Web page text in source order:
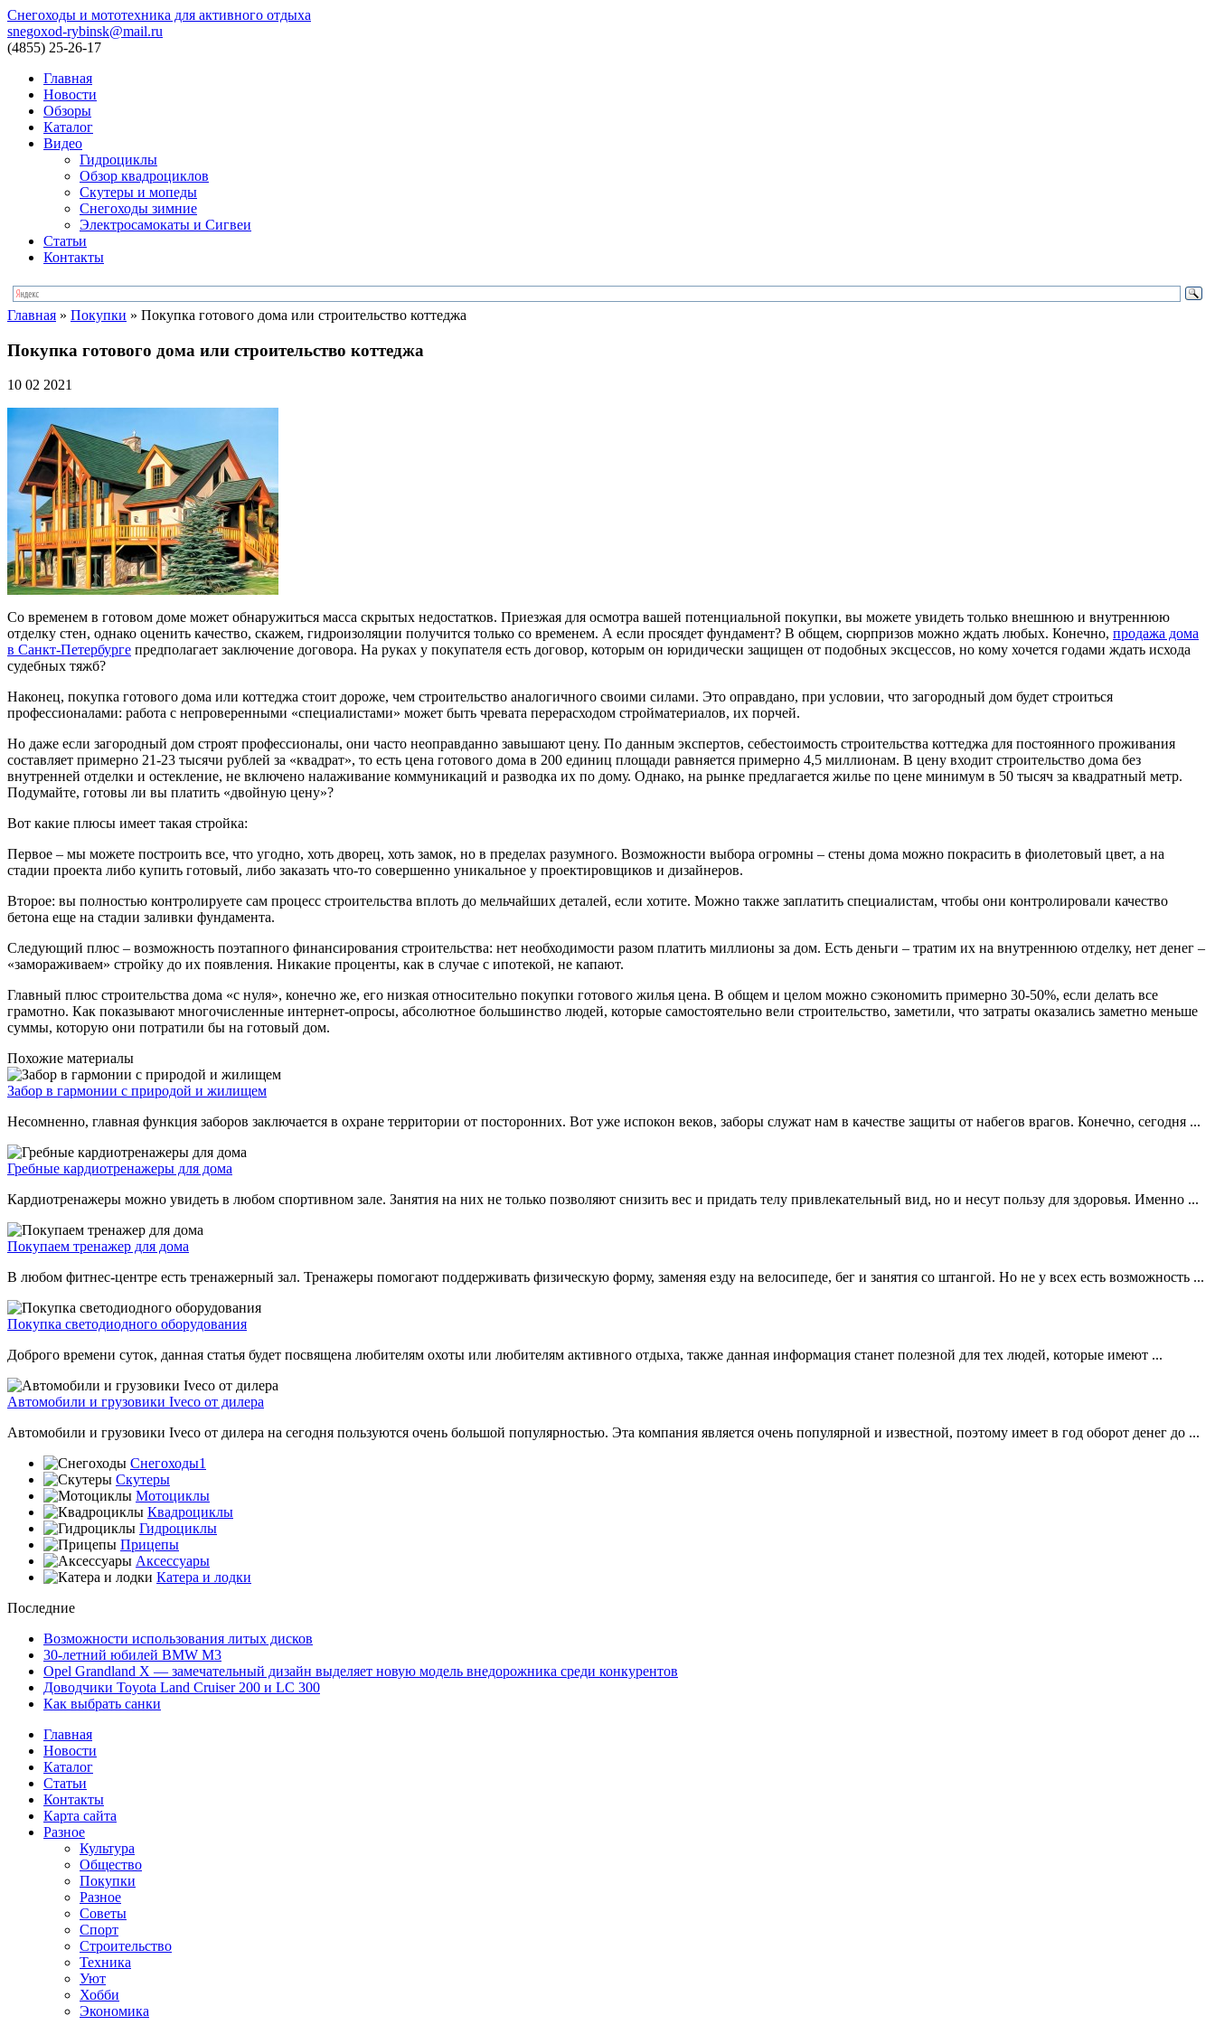
Снегоходы и мототехника для активного отдыха
snegoxod-rybinsk@mail.ru
(4855) 25-26-17
Главная
Новости
Обзоры
Каталог
Видео
Гидроциклы
Обзор квадроциклов
Скутеры и мопеды
Снегоходы зимние
Электросамокаты и Сигвеи
Статьи
Контакты
Главная » Покупки » Покупка готового дома или строительство коттеджа
Покупка готового дома или строительство коттеджа
10 02 2021
Со временем в готовом доме может обнаружиться масса скрытых недостатков. Приезжая для осмотра вашей потенциальной покупки, вы можете увидеть только внешнюю и внутреннюю
отделку стен, однако оценить качество, скажем, гидроизоляции получится только со временем. А если просядет фундамент? В общем, сюрпризов можно ждать любых. Конечно, продажа дома
в Санкт-Петербурге предполагает заключение договора. На руках у покупателя есть договор, которым он юридически защищен от подобных эксцессов, но кому хочется годами ждать исхода
судебных тяжб?
Наконец, покупка готового дома или коттеджа стоит дороже, чем строительство аналогичного своими силами. Это оправдано, при условии, что загородный дом будет строиться
профессионалами: работа с непроверенными «специалистами» может быть чревата перерасходом стройматериалов, их порчей.
Но даже если загородный дом строят профессионалы, они часто неоправданно завышают цену. По данным экспертов, себестоимость строительства коттеджа для постоянного проживания
составляет примерно 21-23 тысячи рублей за «квадрат», то есть цена готового дома в 200 единиц площади равняется примерно 4,5 миллионам. В цену входит строительство дома без
внутренней отделки и остекление, не включено налаживание коммуникаций и разводка их по дому. Однако, на рынке предлагается жилье по цене минимум в 50 тысяч за квадратный метр.
Подумайте, готовы ли вы платить «двойную цену»?
Вот какие плюсы имеет такая стройка:
Первое – мы можете построить все, что угодно, хоть дворец, хоть замок, но в пределах разумного. Возможности выбора огромны – стены дома можно покрасить в фиолетовый цвет, а на
стадии проекта либо купить готовый, либо заказать что-то совершенно уникальное у проектировщиков и дизайнеров.
Второе: вы полностью контролируете сам процесс строительства вплоть до мельчайших деталей, если хотите. Можно также заплатить специалистам, чтобы они контролировали качество
бетона еще на стадии заливки фундамента.
Следующий плюс – возможность поэтапного финансирования строительства: нет необходимости разом платить миллионы за дом. Есть деньги – тратим их на внутреннюю отделку, нет денег –
«замораживаем» стройку до их появления. Никакие проценты, как в случае с ипотекой, не капают.
Главный плюс строительства дома «с нуля», конечно же, его низкая относительно покупки готового жилья цена. В общем и целом можно сэкономить примерно 30-50%, если делать все
грамотно. Как показывают многочисленные интернет-опросы, абсолютное большинство людей, которые самостоятельно вели строительство, заметили, что затраты оказались заметно меньше
суммы, которую они потратили бы на готовый дом.
Похожие материалы
Забор в гармонии с природой и жилищем
Несомненно, главная функция заборов заключается в охране территории от посторонних. Вот уже испокон веков, заборы служат нам в качестве защиты от набегов врагов. Конечно, сегодня ...
Гребные кардиотренажеры для дома
Кардиотренажеры можно увидеть в любом спортивном зале. Занятия на них не только позволяют снизить вес и придать телу привлекательный вид, но и несут пользу для здоровья. Именно ...
Покупаем тренажер для дома
В любом фитнес-центре есть тренажерный зал. Тренажеры помогают поддерживать физическую форму, заменяя езду на велосипеде, бег и занятия со штангой. Но не у всех есть возможность ...
Покупка светодиодного оборудования
Доброго времени суток, данная статья будет посвящена любителям охоты или любителям активного отдыха, также данная информация станет полезной для тех людей, которые имеют ...
Автомобили и грузовики Iveco от дилера
Автомобили и грузовики Iveco от дилера на сегодня пользуются очень большой популярностью. Эта компания является очень популярной и известной, поэтому имеет в год оборот денег до ...
Снегоходы1
Скутеры
Мотоциклы
Квадроциклы
Гидроциклы
Прицепы
Аксессуары
Катера и лодки
Последние
Возможности использования литых дисков
30-летний юбилей BMW M3
Opel Grandland X — замечательный дизайн выделяет новую модель внедорожника среди конкурентов
Доводчики Toyota Land Cruiser 200 и LC 300
Как выбрать санки
Главная
Новости
Каталог
Статьи
Контакты
Карта сайта
Разное
Культура
Общество
Покупки
Разное
Советы
Спорт
Строительство
Техника
Уют
Хобби
Экономика